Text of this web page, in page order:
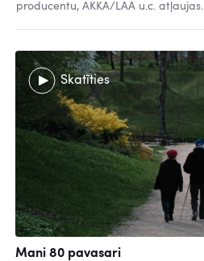
producentu, AKKA/LAA u.c. atļaujas.
Skatīties
Mani 80 pavasari